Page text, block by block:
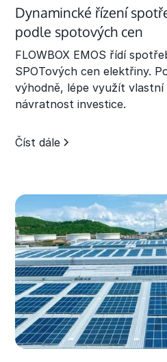
Dynamincké řízení
podle spotových cen
FLOWBOX EMOS řídí
SPOTových cen elektřiny.
výhodně, lépe využít
návratnost investice.
Číst dále